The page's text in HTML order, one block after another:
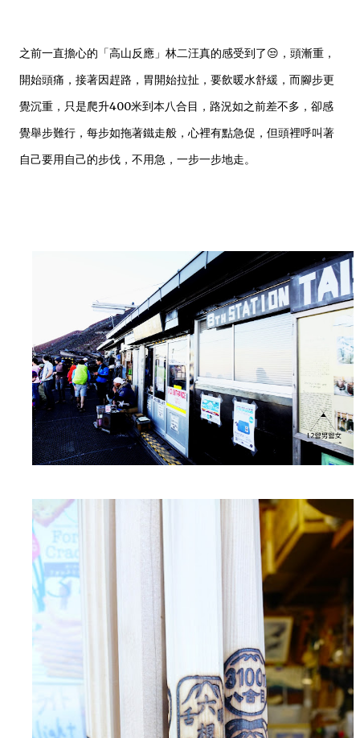
之前一直擔心的「高山反應」林二汪真的感受到了😒，頭漸重，
開始頭痛，接著因趕路，胃開始拉扯，要飲暖水舒緩，而腳步更
覺沉重，只是爬升400米到本八合目，路況如之前差不多，卻感
覺舉步難行，每步如拖著鐵走般，心裡有點急促，但頭裡呼叫著
自己要用自己的步伐，不用急，一步一步地走。